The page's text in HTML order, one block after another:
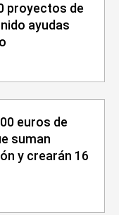
proyectos de
ayudas
euros de
suman
y crearán 16